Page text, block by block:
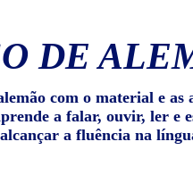
DE
com o material e as
a falar, ouvir, ler e
a fluência na